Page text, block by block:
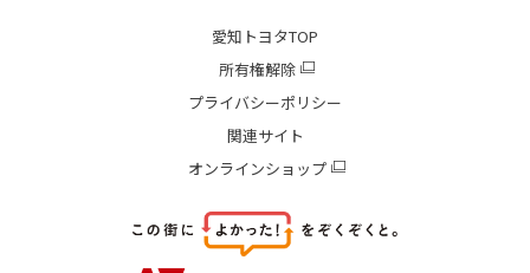
愛知トヨタTOP
所有権解除
プライバシーポリシー
関連サイト
オンラインショップ